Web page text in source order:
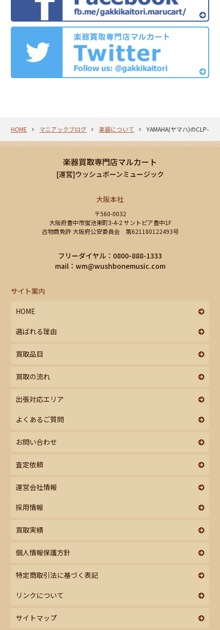
HOME マニアックブログ 楽器について YAMAHA(ヤマハ)のCLP-
楽器買取専門店マルカート
[運営]ウッシュボーンミュージック
大阪本社
〒560-0032
大阪府豊中市蛍池東町3-4-2 サントピア豊中1F
古物商免許 大阪府公安委員会 第621180122493号
フリーダイヤル：0800-888-1333
mail： wm@wushbonemusic.com
サイト案内
HOME
選ばれる理由
買取品目
買取の流れ
出張対応エリア
よくあるご質問
お問い合わせ
査定依頼
運営会社情報
採用情報
買取実績
個人情報保護方針
特定商取引法に基づく表記
リンクについて
サイトマップ